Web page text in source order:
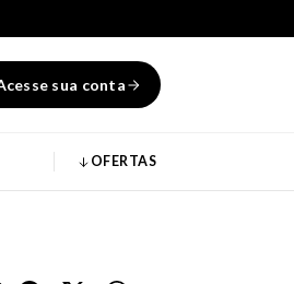
sua conta
OFERTAS